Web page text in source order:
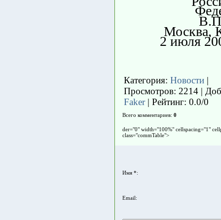
Москва,
2 июля
Категория: Новости |
Просмотров: 2214 |
Faker| Рейтинг: 0.0/0
Всего комментариев: 0
der="0" width="100%" cellspacing="1"
class="commTable">
Имя *:
Email: